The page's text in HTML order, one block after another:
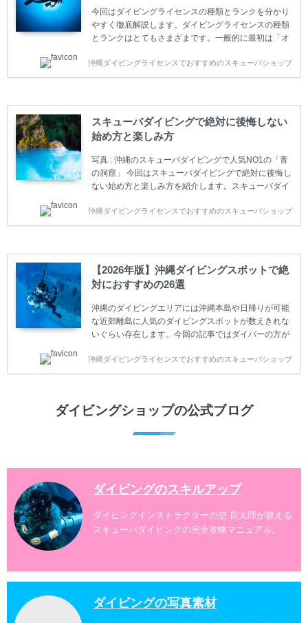
今回はダイビングライセンスの種類とランクを分かり
やすく徹底解説します。ダイビングライセンスの種類
とランクはとてもさまざまです。一般的に最初は「オ
す。 ダイビングのライセンスカードはダイビングの教
育機関もしくは指導団体が発行しています。教育機関
ダイバーの育成・指導や安全管理、環境保全などの活
動をしています。 ダイビングライセンスの種類はエン
トリーレベルのライセンスからプロレベルのライセン
スまでランク分けされています。各教育機関(指導団
体)によってライセンスカードの名称、トレーニング内
容に違いがありま...
沖縄ダイビングライセンスでおすすめのスキューバショップ
スキューバダイビングで絶対に後悔しない
始め方と楽しみ方
写真 : 沖縄のスキューバダイビングで人気NO1の「青
の洞窟」 今回はスキューバダイビングで絶対に後悔し
ない始め方と楽しみ方を紹介します。スキューバダイ
やまだ始めて間もない初心者の方に必見の内容です。
スキューバダイビングの始め方と楽しみ方について学
ててしまうと、せっかく楽しみにしていたスキューバ
ダイビングが台無しになり後悔することになってしま
うかもしれません。 又、スキューバダイビングは事故
のリスクがあるスポーツでもあります。もしかしたら
危険な思いをしてしまうかもしれません。 今回は現地
ダイビング...
沖縄ダイビングライセンスでおすすめのスキューバショップ
【2026年版】沖縄ダイビングスポットで絶
対におすすめの26選
沖縄のダイビングエリアには沖縄本島や日帰りが可能
な近郊離島に人気のダイビングスポットが数えきれな
いぐらい存在します。今回の記事ではダイバーの方が
グスポットを紹介します。 当スクールは、沖縄本島で
は北谷町、嘉手納町、読谷村、恩納村、名護市、本部
案内しております。 ダイビングライセンスをお持ちの
沖縄ダイビングライセンスでおすすめのスキューバショップ
ダイビングショップの公式ブログ
ダイビングのスキルアップ
ダイビングインストラクターの空 良太郎が教える
スキューバダイビングの完全攻略マニュアル。
ダイビングの写真素材